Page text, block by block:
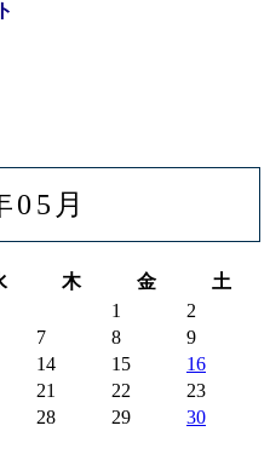
05月
木 金 土
1
2
7 8
9
14 15
16
21 22
23
28 29
30